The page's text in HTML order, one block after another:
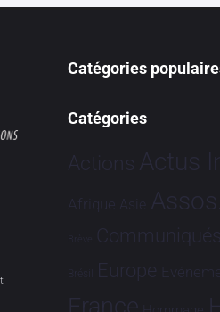
Catégories
Catégories
Actions Actus
Afrique Asie
Brève Communiqués
Brésil Europe